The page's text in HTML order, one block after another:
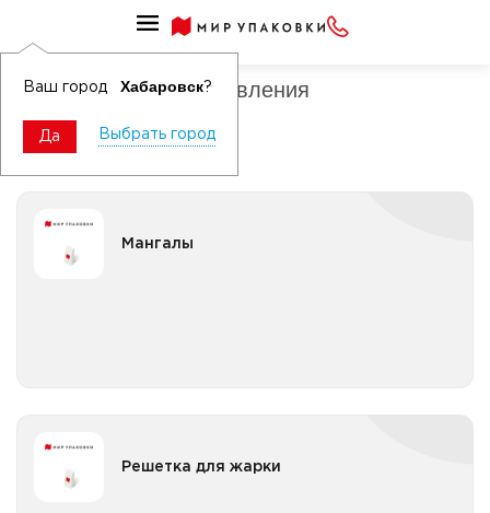
Ваш город Хабаровск?
Да Выбрать город
Приборы для приготовления
Мангалы
Решетка для жарки